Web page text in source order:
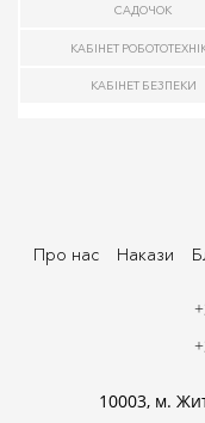
САДОЧОК
КАБІНЕТ
КАБІНЕТ БЕЗПЕКИ
Про нас Накази
10003, м.